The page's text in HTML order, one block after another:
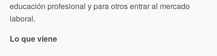
educación profesional y para otros entrar al mercado
laboral.
Lo que viene